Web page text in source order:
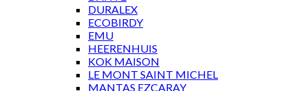
DURALEX
ECOBIRDY
EMU
HEERENHUIS
KOK MAISON
LE MONT SAINT MICHEL
MANTAS EZCARAY